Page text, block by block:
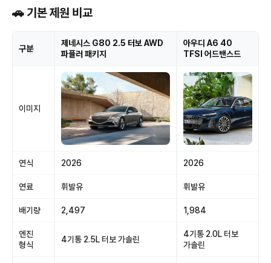
🚗 기본 제원 비교
구분
제네시스 G80 2.5 터보 AWD
파퓰러 패키지
아우디 A6 40
TFSI 어드밴스드
이미지
연식 2026 2026
연료 휘발유 휘발유
배기량 2,497 1,984
엔진
형식
4기통 2.5L 터보 가솔린
4기통 2.0L 터보
가솔린